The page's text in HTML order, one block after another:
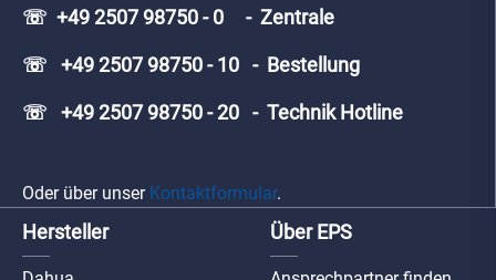
☏ +49 2507 98750 - 0 - Zentrale
☏ +49 2507 98750 - 10 - Bestellung
☏ +49 2507 98750 - 20 - Technik Hotline
Oder über unser Kontaktformular.
Hersteller Über EPS